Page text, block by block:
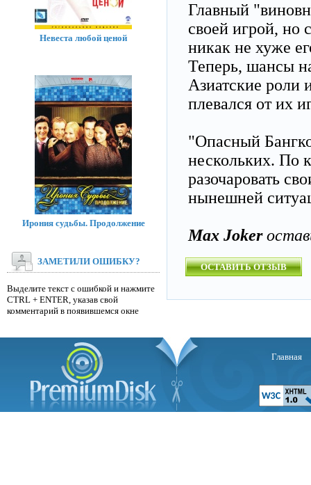
Главный
своей игрой, но
никак не хуже
Теперь, шансы
Азиатские роли
плевался от их
"Опасный
нескольких. По
разочаровать
нынешней
Max Joker
ОСТАВИТЬ ОТЗЫВ
Невеста любой ценой
Ирония судьбы. Продолжение
ЗАМЕТИЛИ ОШИБКУ?
Выделите текст с ошибкой и нажмите
CTRL + ENTER, указав свой
комментарий в появившемся окне
Главная